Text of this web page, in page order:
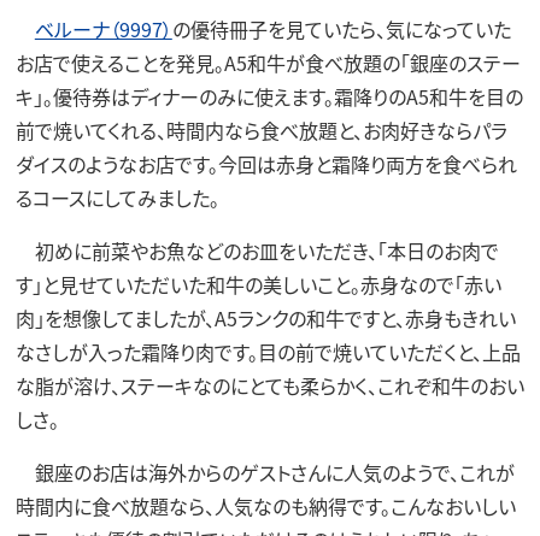
ベルーナ（9997） の優待冊子を見ていたら、気になっていた
お店で使えることを発見。A5和牛が食べ放題の「銀座のステー
キ」。優待券はディナーのみに使えます。霜降りのA5和牛を目の
前で焼いてくれる、時間内なら食べ放題と、お肉好きならパラ
ダイスのようなお店です。今回は赤身と霜降り両方を食べられ
るコースにしてみました。
初めに前菜やお魚などのお皿をいただき、「本日のお肉で
す」と見せていただいた和牛の美しいこと。赤身なので「赤い
肉」を想像してましたが、A5ランクの和牛ですと、赤身もきれい
なさしが入った霜降り肉です。目の前で焼いていただくと、上品
な脂が溶け、ステーキなのにとても柔らかく、これぞ和牛のおい
しさ。
銀座のお店は海外からのゲストさんに人気のようで、これが
時間内に食べ放題なら、人気なのも納得です。こんなおいしい